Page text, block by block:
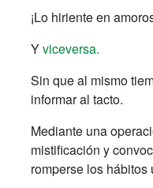
¡Lo hiriente en
Yviceversa.
Sin que al mismo
informar al tacto.
Mediante una
mistificación y
romperse los hábitos